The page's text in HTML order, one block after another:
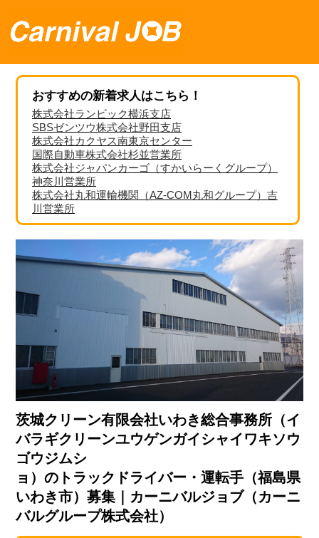
おすすめの新着求人はこちら！
株式会社ランビック横浜支店
SBSゼンツウ株式会社野田支店
株式会社カクヤス南東京センター
国際自動車株式会社杉並営業所
株式会社ジャパンカーゴ（すかいらーくグループ）
神奈川営業所
株式会社丸和運輸機関（AZ-COM丸和グループ）吉
川営業所
茨城クリーン有限会社いわき総合事務所（イ
バラギクリーンユウゲンガイシャイワキソウ
ゴウジムシ
ョ）のトラックドライバー・運転手（福島県
いわき市）募集｜カーニバルジョブ（カーニ
バルグループ株式会社）